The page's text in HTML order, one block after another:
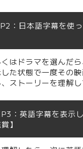
：日本語字幕を使
はドラマを選んだ
た状態で一度その
ストーリーを理解し
：英語字幕を表示
】